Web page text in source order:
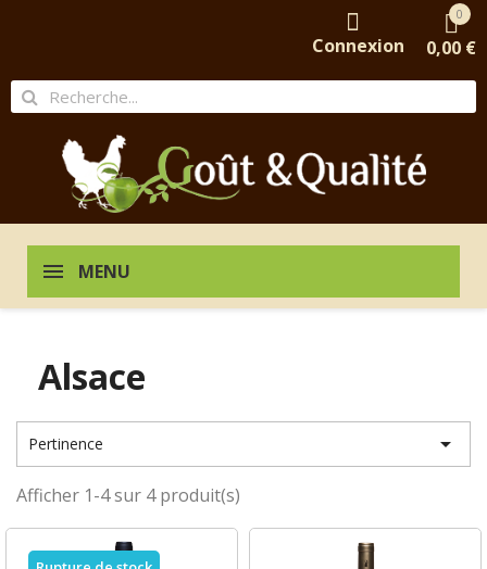
Connexion
0
0,00 €
MENU
Alsace
Pertinence 
Afficher 1-4 sur 4 produit(s)